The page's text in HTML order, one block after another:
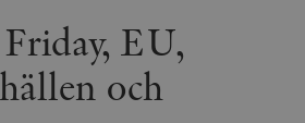
EU,
och